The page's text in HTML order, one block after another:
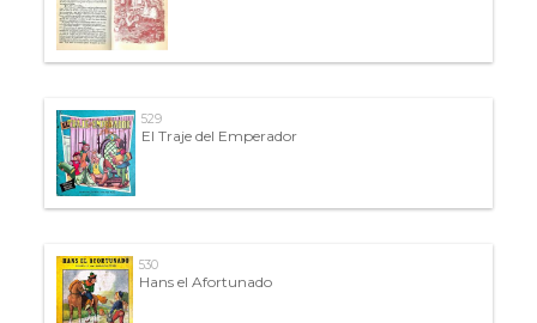
529
El Traje del Emperador
530
Hans el Afortunado